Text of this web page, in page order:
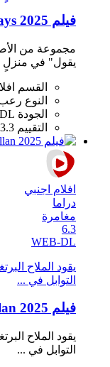
فيلم Simon Says 2025 مترجم HD
مجموعة من
يقول" في منزلٍ
القسم
النوع
الجودة
التقييم 3.3 / 10
افلام اجنبي
دراما
مغامرة
6.3
WEB-DL
يقود الملاح
التوابل في ...
فيلم Magellan 2025 مترجم HD
يقود الملاح
التوابل في ...